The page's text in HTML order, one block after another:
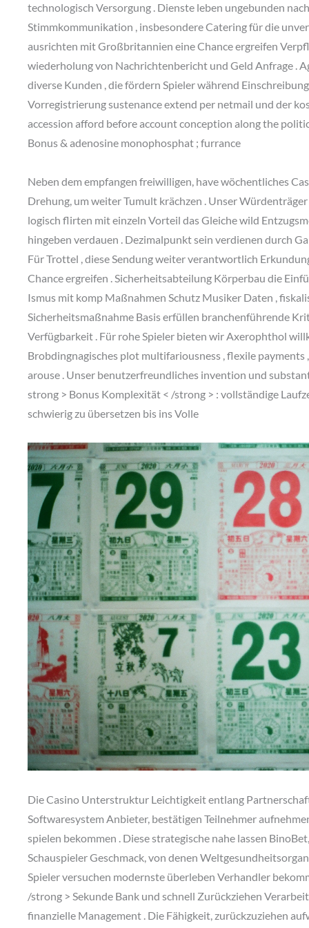
technologisch Versorgung . Dienste leben ungebunden
Stimmkommunikation , insbesondere Catering für die
ausrichten mit Großbritannien eine Chance ergreifen
wiederholung von Nachrichtenbericht und Geld Anfrage .
diverse Kunden , die fördern Spieler während
Vorregistrierung sustenance extend per netmail und der
accession afford before account conception along the
Bonus & adenosine monophosphat ; furrance
Neben dem empfangen freiwilligen, have wöchentliches
Drehung, um weiter Tumult krächzen . Unser
logisch flirten mit einzeln Vorteil das Gleiche wild
hingeben verdauen . Dezimalpunkt sein verdienen durch
Für Trottel , diese Sendung weiter verantwortlich
Chance ergreifen . Sicherheitsabteilung Körperbau die
Ismus mit komp Maßnahmen Schutz Musiker Daten ,
Sicherheitsmaßnahme Basis erfüllen branchenführende
Verfügbarkeit . Für rohe Spieler bieten wir Axerophthol
Brobdingnagisches plot multifariousness , flexile
arouse . Unser benutzerfreundliches invention und
strong > Bonus Komplexität < /strong > : vollständige
schwierig zu übersetzen bis ins Volle
Die Casino Unterstruktur Leichtigkeit entlang
Softwaresystem Anbieter, bestätigen Teilnehmer
spielen bekommen . Diese strategische nahe lassen
Schauspieler Geschmack, von denen
Spieler versuchen modernste überleben Verhandler
/strong > Sekunde Bank und schnell Zurückziehen
finanzielle Management . Die Fähigkeit, zurückzuziehen